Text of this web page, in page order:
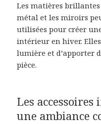
Les matières
métal et les miroirs
utilisées pour créer
intérieur en hiver.
lumière et d’apporter
pièce.
Les
une ambiance